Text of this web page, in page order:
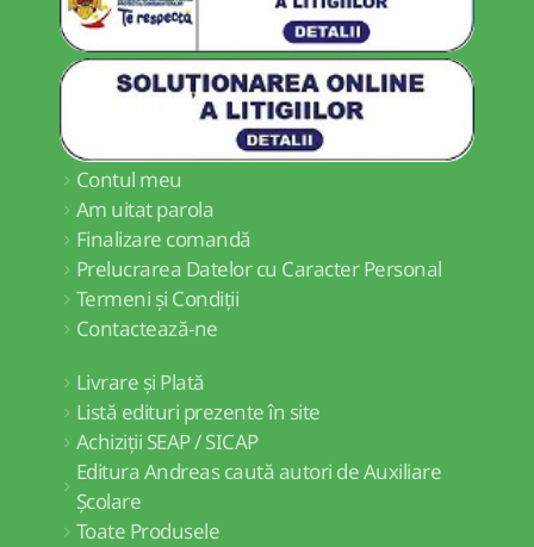
Contul meu
Am uitat parola
Finalizare comandă
Prelucrarea Datelor cu Caracter Personal
Termeni și Condiții
Contactează-ne
Livrare și Plată
Listă edituri prezente în site
Achiziții SEAP / SICAP
Editura Andreas caută autori de Auxiliare
Școlare
Toate Produsele